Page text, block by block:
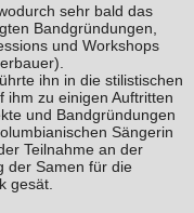
sehr bald das
Bandgründungen,
und Workshops
ihn in die stilistischen
ihm zu einigen Auftritten
und Bandgründungen
Sängerin
Teilnahme an der
der Samen für die
gesät.